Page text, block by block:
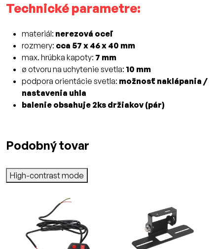
Technické parametre:
materiál: nerezová oceľ
rozmery: cca 57 x 46 x 40 mm
max. hrúbka kapoty: 7 mm
ø otvoru na uchytenie svetla: 10 mm
podpora orientácie svetla: možnosť naklápania /
nastavenia uhla
balenie obsahuje 2ks držiakov (pár)
Podobný tovar
High-contrast mode